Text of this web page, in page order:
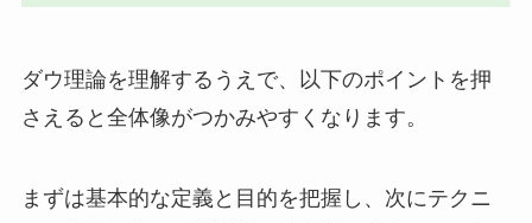
ダウ理論を理解するうえで、以下のポイントを押
さえると全体像がつかみやすくなります。
まずは基本的な定義と目的を把握し、次にテクニ